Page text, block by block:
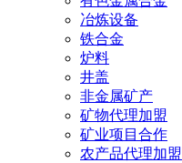
冶炼设备
铁合金
炉料
井盖
非金属矿产
矿物代理加盟
矿业项目合作
农产品代理加盟